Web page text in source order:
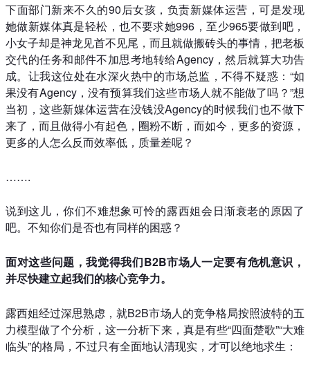
下面部门新来不久的90后女孩，负责新媒体运营，可是发现
她做新媒体真是轻松，也不要求她996，至少965要做到吧，
小女子却是神龙见首不见尾，而且就做搬砖头的事情，把老板
交代的任务和邮件不加思考地转给Agency，然后就算大功告
成。让我这位处在水深火热中的市场总监，不得不疑惑：“如
果没有Agency，没有预算我们这些市场人就不能做了吗？”想
当初，这些新媒体运营在没钱没Agency的时候我们也不做下
来了，而且做得小有起色，圈粉不断，而如今，更多的资源，
更多的人怎么反而效率低，质量差呢？
…….
说到这儿，你们不难想象可怜的露西姐会日渐衰老的原因了
吧。不知你们是否也有同样的困惑？
面对这些问题，我觉得我们B2B市场人一定要有危机意识，
并尽快建立起我们的核心竞争力。
露西姐经过深思熟虑，就B2B市场人的竞争格局按照波特的五
力模型做了个分析，这一分析下来，真是有些“四面楚歌”“大难
临头”的格局，不过只有全面地认清现实，才可以绝地求生：